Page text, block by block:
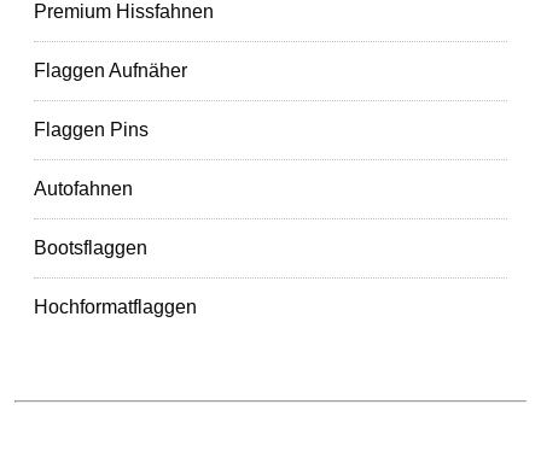
Premium Hissfahnen
Flaggen Aufnäher
Flaggen Pins
Autofahnen
Bootsflaggen
Hochformatflaggen